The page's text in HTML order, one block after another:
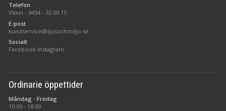
Telefon
Växel - 0454 - 32 00 15
E-post
kundservice@ljusochmiljo.se
Socialt
Facebook Instagram
Ordinarie öppettider
Måndag - Fredag
10:00 - 18:00